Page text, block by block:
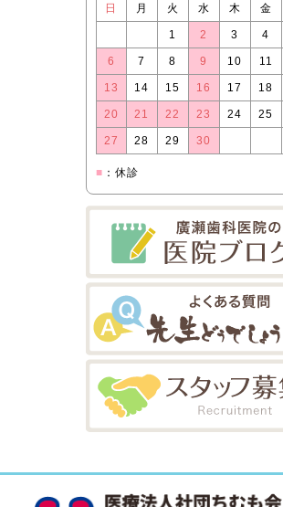
日 月 火 水 木 金
1 2 3 4
6 7 8 9 10 11
13 14 15 16 17 18
20 21 22 23 24 25
27 28 29 30
■ ：休診